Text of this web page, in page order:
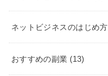
ネットビジネスのはじめ方
おすすめの副業 (13)